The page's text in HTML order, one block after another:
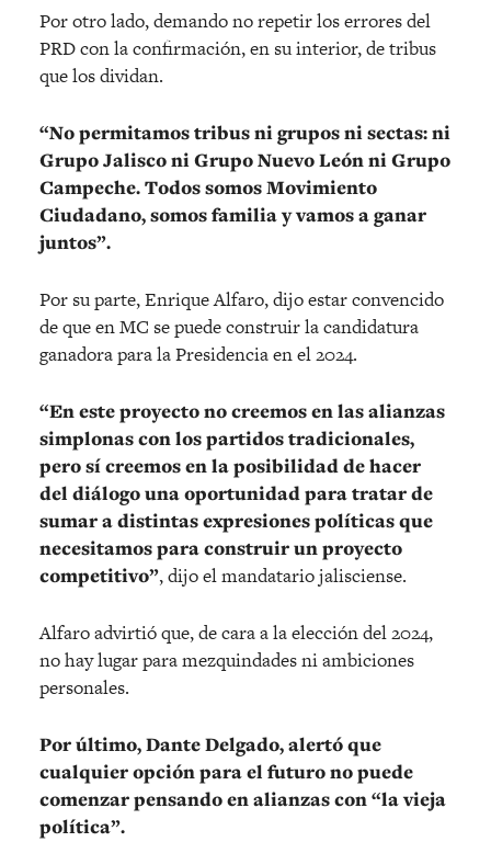
Por otro lado, demando no repetir los errores del
PRD con la confirmación, en su interior, de tribus
que los dividan.
“No permitamos tribus ni grupos ni sectas: ni
Grupo Jalisco ni Grupo Nuevo León ni Grupo
Campeche. Todos somos Movimiento
Ciudadano, somos familia y vamos a ganar
juntos”.
Por su parte, Enrique Alfaro, dijo estar convencido
de que en MC se puede construir la candidatura
ganadora para la Presidencia en el 2024.
“En este proyecto no creemos en las alianzas
simplonas con los partidos tradicionales,
pero sí creemos en la posibilidad de hacer
del diálogo una oportunidad para tratar de
sumar a distintas expresiones políticas que
necesitamos para construir un proyecto
competitivo”, dijo el mandatario jalisciense.
Alfaro advirtió que, de cara a la elección del 2024,
no hay lugar para mezquindades ni ambiciones
personales.
Por último, Dante Delgado, alertó que
cualquier opción para el futuro no puede
comenzar pensando en alianzas con “la vieja
política”.